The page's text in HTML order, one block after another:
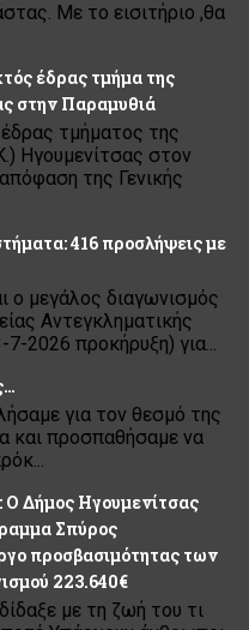
Με το εισιτήριο ,θα
έδρας τμήμα της
στην Παραμυθιά
τμήματος της
Ηγουμενίτσας στον
της Γενικής
416 προσλήψεις με
ο μεγάλος διαγωνισμός
Αντεγκληματικής
2026 προκήρυξη) για...
για τον θεσμό της
και προσπαθήσαμε να
Ο Δήμος Ηγουμενίτσας
Σπύρος
προσβασιμότητας των
223.640€
με τη ζωή του τι